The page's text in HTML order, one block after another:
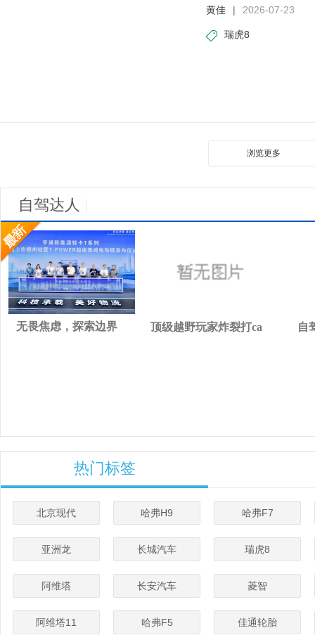
黄佳
| 2026-07-23
瑞虎8
浏览更多
自驾达人
无畏焦虑，探索边界 顶级越野玩家炸裂打ca 自
热门标签
北京现代 哈弗H9 哈弗F7
亚洲龙 长城汽车 瑞虎8
阿维塔 长安汽车 菱智
阿维塔11 哈弗F5 佳通轮胎